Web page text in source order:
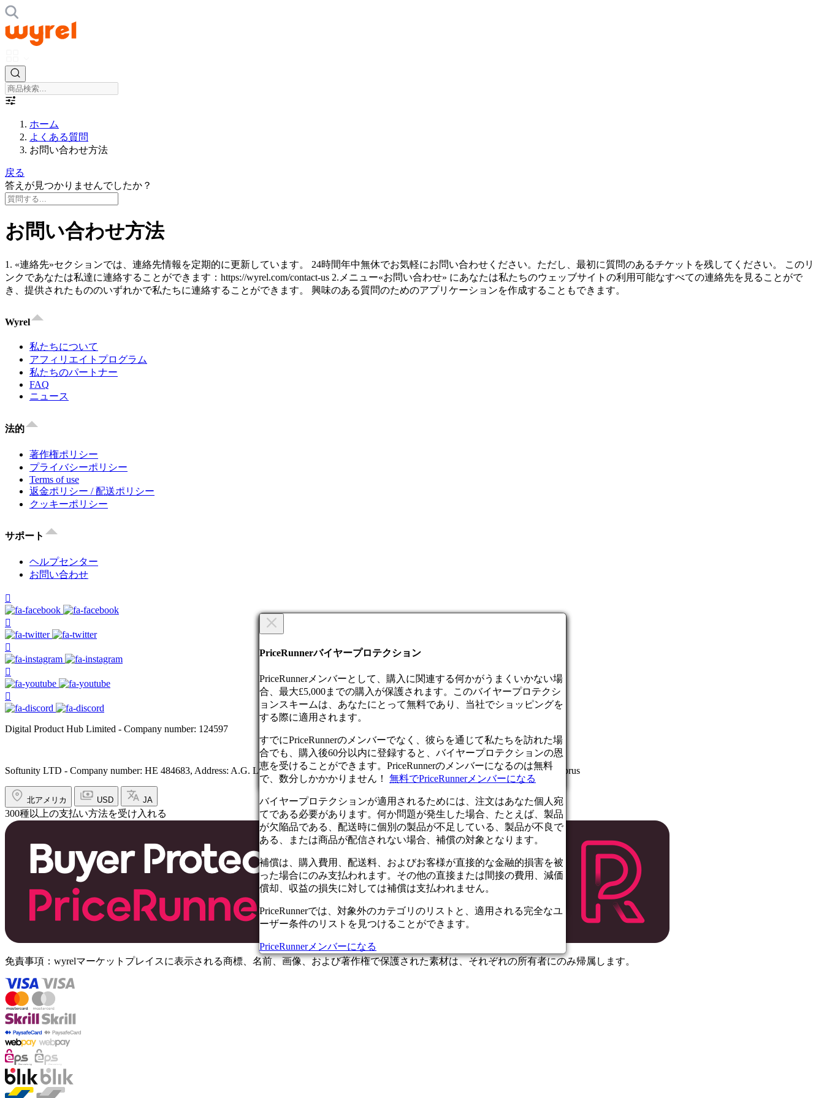
ホーム
よくある質問
お問い合わせ方法
戻る
答えが見つかりませんでしたか？
新しいチケットを作成する
タイトル
説明
1000残りの文字
ファイルの選択
ファイルが選択されていません
添付ファイルを追加
式：.jpg、.gif、.png
チケットの作成
お問い合わせ方法
1. «連絡先»セクションでは、連絡先情報を定期的に更新しています。 24時間年中無休でお気軽にお問い合わせください。ただし、最初に質問のあるチケットを残してください。 このリ
ンクであなたは私達に連絡することができます：https://wyrel.com/contact-us 2.メニュー«お問い合わせ» にあなたは私たちのウェッブサイトの利用可能なすべての連絡先を見ることがで
き、提供されたもののいずれかで私たちに連絡することができます。 興味のある質問のためのアプリケーションを作成することもできます。
本気ですか？
配送を確認することにより、注文が受領されたことに同意したことに
なります。このアクションを元に戻すことはできません。
続行する 戻る
Wyrel
私たちについて
アフィリエイトプログラム
私たちのパートナー
FAQ
ニュース
法的
著作権ポリシー
プライバシーポリシー
Terms of use
返金ポリシー / 配送ポリシー
クッキーポリシー
サポート
ヘルプセンター
お問い合わせ
Digital Product Hub Limited - Company number: 124597
Softunity LTD - Company number: HE 484683, Address: A.G. Leventi 5 The Leventis Gallery Tower 13th floor, Office 1301, 1097 Nicosia Cyprus
北アメリカ USD JA
300種以上の支払い方法を受け入れる
PriceRunnerバイヤープロテクション
PriceRunnerメンバーとして、購入に関連する何かがうまくいかない場
合、最大£5,000までの購入が保護されます。このバイヤープロテクシ
ョンスキームは、あなたにとって無料であり、当社でショッピングを
する際に適用されます。
すでにPriceRunnerのメンバーでなく、彼らを通じて私たちを訪れた場
合でも、購入後60分以内に登録すると、バイヤープロテクションの恩
恵を受けることができます。PriceRunnerのメンバーになるのは無料
で、数分しかかかりません！ 無料でPriceRunnerメンバーになる
バイヤープロテクションが適用されるためには、注文はあなた個人宛
てである必要があります。何か問題が発生した場合、たとえば、製品
が欠陥品である、配送時に個別の製品が不足している、製品が不良で
ある、または商品が配信されない場合、補償の対象となります。
補償は、購入費用、配送料、およびお客様が直接的な金融的損害を被
った場合にのみ支払われます。その他の直接または間接の費用、減価
償却、収益の損失に対しては補償は支払われません。
PriceRunnerでは、対象外のカテゴリのリストと、適用される完全なユ
ーザー条件のリストを見つけることができます。
PriceRunnerメンバーになる
免責事項：wyrelマーケットプレイスに表示される商標、名前、画像、および著作権で保護された素材は、それぞれの所有者にのみ帰属します。